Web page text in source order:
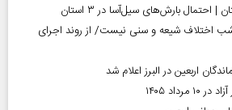
اختلاف شیعه و سنی نیست/ از روند اجرای
اربعین در البرز اعلام شد
۱۴۰۵